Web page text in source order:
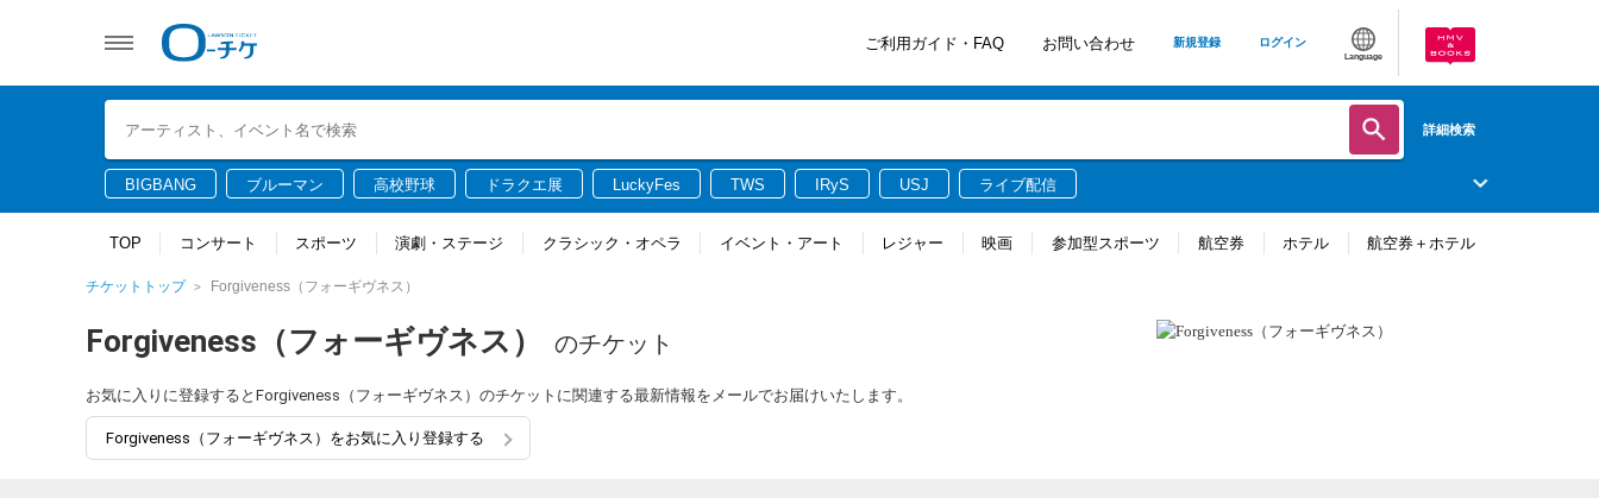
ご利用ガイド・FAQ お問い合わせ 新規登録 ログイン
Language
詳細検索
BIGBANG ブルーマン 高校野球 ドラクエ展 LuckyFes TWS IRyS USJ ライブ配信
TOP コンサート スポーツ 演劇・ステージ クラシック・オペラ イベント・アート レジャー 映画 参加型スポーツ 航空券 ホテル 航空券＋ホテル
チケットトップ Forgiveness（フォーギヴネス）
Forgiveness（フォーギヴネス） のチケット
お気に入りに登録するとForgiveness（フォーギヴネス）のチケットに関連する最新情報をメールでお届けいたします。
Forgiveness（フォーギヴネス）をお気に入り登録する